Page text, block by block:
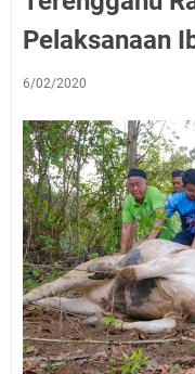
Pelaksanaan
6/02/2020